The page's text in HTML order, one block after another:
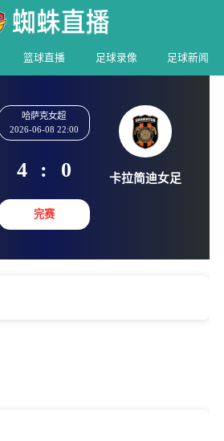
篮球直播 足球录像 足球新闻
哈萨克女超
4 :
完赛